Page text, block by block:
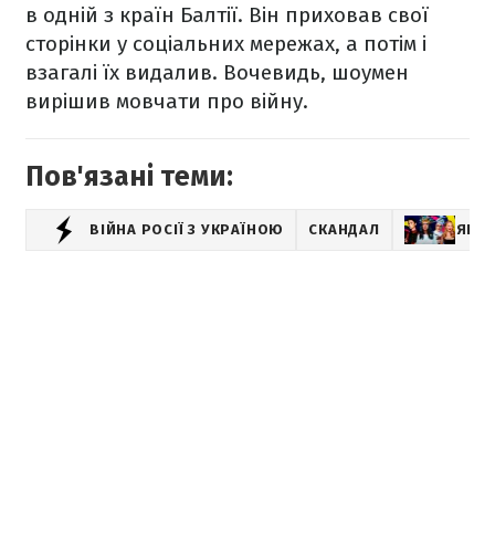
в одній з країн Балтії. Він приховав свої
сторінки у соціальних мережах, а потім і
взагалі їх видалив. Вочевидь, шоумен
вирішив мовчати про війну.
Пов'язані теми:
ВІЙНА РОСІЇ З УКРАЇНОЮ СКАНДАЛ ЯК